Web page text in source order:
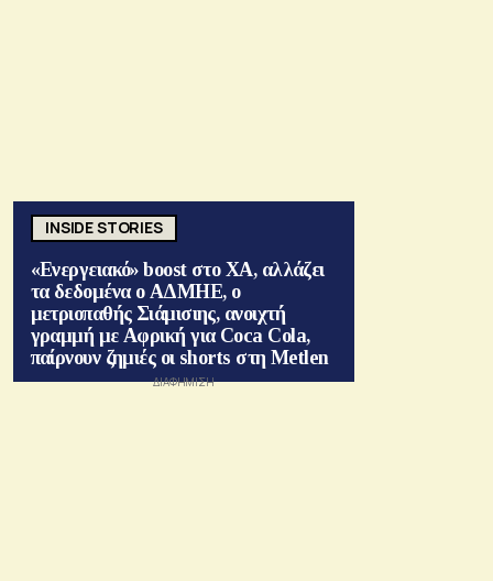
INSIDE STORIES
«Ενεργειακό» boost στο ΧΑ, αλλάζει
τα δεδομένα ο ΑΔΜΗΕ, ο
μετριοπαθής Σιάμισιης, ανοιχτή
γραμμή με Αφρική για Coca Cola,
παίρνουν ζημιές οι shorts στη Metlen